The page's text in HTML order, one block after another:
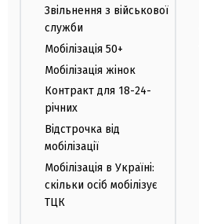
Звільнення з військової
служби
Мобілізація 50+
Мобілізація жінок
Контракт для 18-24-
річних
Відстрочка від
мобілізації
Мобілізація в Україні:
скільки осіб мобілізує
ТЦК